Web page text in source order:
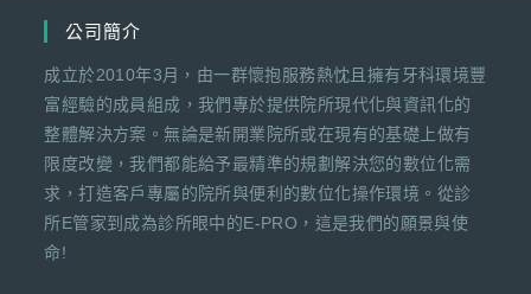
公司簡介
成立於2010年3月，由一群懷抱服務熱忱且擁有牙科環境豐
富經驗的成員組成，我們專於提供院所現代化與資訊化的
整體解決方案。無論是新開業院所或在現有的基礎上做有
限度改變，我們都能給予最精準的規劃解決您的數位化需
求，打造客戶專屬的院所與便利的數位化操作環境。從診
所E管家到成為診所眼中的E-PRO，這是我們的願景與使
命!